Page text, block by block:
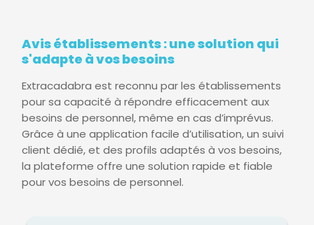
Avis établissements : une solution qui
s'adapte à vos besoins
Extracadabra est reconnu par les établissements
pour sa capacité à répondre efficacement aux
besoins de personnel, même en cas d’imprévus.
Grâce à une application facile d’utilisation, un suivi
client dédié, et des profils adaptés à vos besoins,
la plateforme offre une solution rapide et fiable
pour vos besoins de personnel.